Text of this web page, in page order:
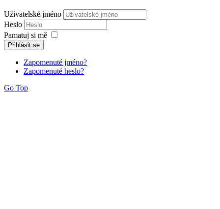
Uživatelské jméno
Heslo
Pamatuj si mě
Přihlásit se
Zapomenuté jméno?
Zapomenuté heslo?
Go Top